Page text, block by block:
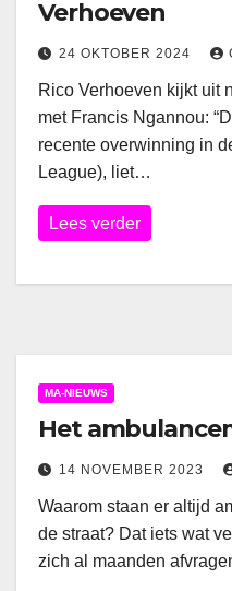
Verhoeven
24 OKTOBER 2024
Rico Verhoeven kijkt uit
met Francis Ngannou:
recente overwinning in
League), liet…
Lees verder
MA-NIEUWS
Het
14 NOVEMBER 2023
Waarom staan er altijd
de straat? Dat iets wat
zich al maanden